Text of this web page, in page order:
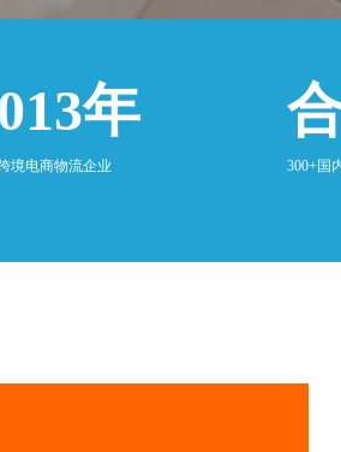
年
境电商物流企业 300+国